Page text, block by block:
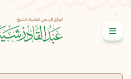
الإبلاغ عن